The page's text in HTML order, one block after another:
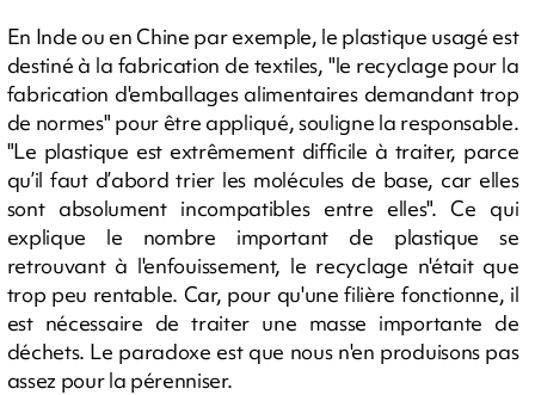
En Inde ou en Chine par exemple, le plastique usagé est
destiné à la fabrication de textiles, "le recyclage pour la
fabrication d'emballages alimentaires demandant trop
de normes" pour être appliqué, souligne la responsable.
"Le plastique est extrêmement difficile à traiter, parce
qu’il faut d’abord trier les molécules de base, car elles
sont absolument incompatibles entre elles". Ce qui
explique le nombre important de plastique se
retrouvant à l'enfouissement, le recyclage n'était que
trop peu rentable. Car, pour qu'une filière fonctionne, il
est nécessaire de traiter une masse importante de
déchets. Le paradoxe est que nous n'en produisons pas
assez pour la pérenniser.